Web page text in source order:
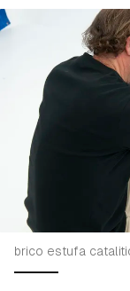
brico estufa